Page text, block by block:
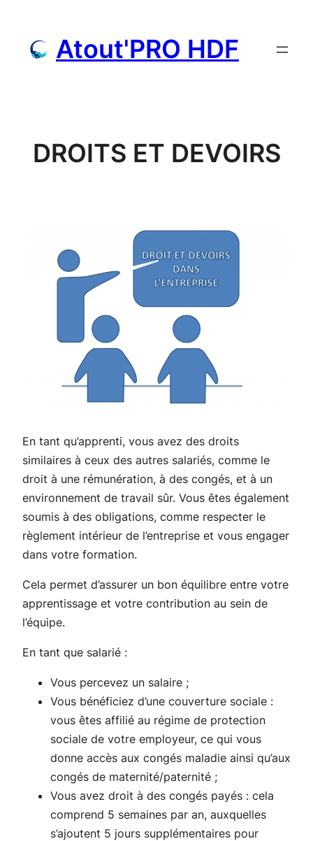
contenu
Atout'PRO HDF
DROITS ET DEVOIRS
En tant qu’apprenti, vous avez des droits
similaires à ceux des autres salariés, comme le
droit à une rémunération, à des congés, et à un
environnement de travail sûr. Vous êtes également
soumis à des obligations, comme respecter le
règlement intérieur de l’entreprise et vous engager
dans votre formation.
Cela permet d’assurer un bon équilibre entre votre
apprentissage et votre contribution au sein de
l’équipe.
En tant que salarié :
Vous percevez un salaire ;
Vous bénéficiez d’une couverture sociale :
vous êtes affilié au régime de protection
sociale de votre employeur, ce qui vous
donne accès aux congés maladie ainsi qu’aux
congés de maternité/paternité ;
Vous avez droit à des congés payés : cela
comprend 5 semaines par an, auxquelles
s’ajoutent 5 jours supplémentaires pour